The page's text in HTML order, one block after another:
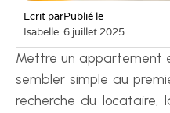
Ecrit par
Isabelle
Publié le
6 juillet 2025
Mettre un appartement
sembler simple au
recherche du locataire,